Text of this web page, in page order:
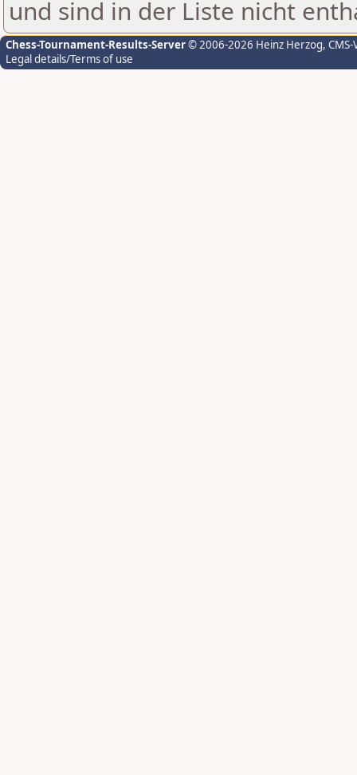
und sind in der Liste nicht
Chess-Tournament-Results-Server© 2006-2026 Heinz Herzog,
Legal details/Terms of use